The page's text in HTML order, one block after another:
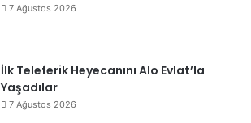
7 Ağustos 2026
İlk Teleferik Heyecanını Alo Evlat’la
Yaşadılar
7 Ağustos 2026